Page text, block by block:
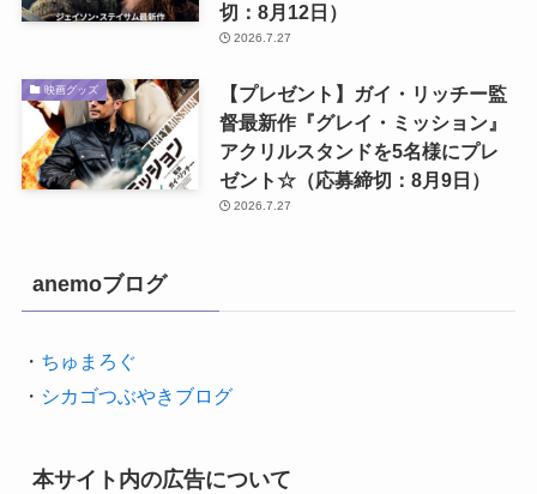
切：8月12日）
2026.7.27
映画グッズ
【プレゼント】ガイ・リッチー監
督最新作『グレイ・ミッション』
アクリルスタンドを5名様にプレ
ゼント☆（応募締切：8月9日）
2026.7.27
anemoブログ
・ ちゅまろぐ
・ シカゴつぶやきブログ
本サイト内の広告について